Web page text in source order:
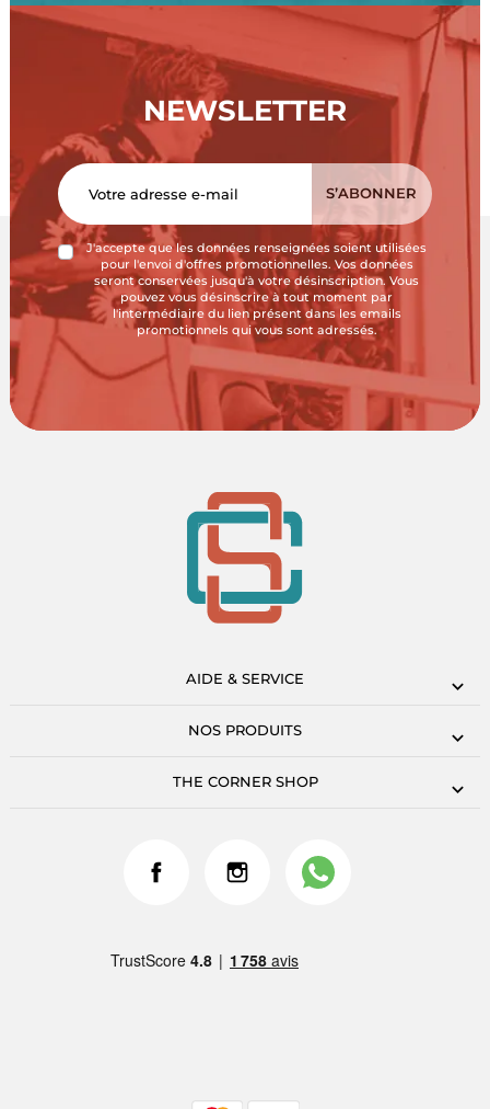
NEWSLETTER
J'accepte que les données renseignées soient utilisées
pour l'envoi d'offres promotionnelles. Vos données
seront conservées jusqu'à votre désinscription. Vous
pouvez vous désinscrire à tout moment par
l'intermédiaire du lien présent dans les emails
promotionnels qui vous sont adressés.
AIDE & SERVICE
NOS PRODUITS
THE CORNER SHOP